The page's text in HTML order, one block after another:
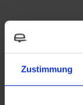
Zustimmung
Laat je zelfs op
koolfilter
water.